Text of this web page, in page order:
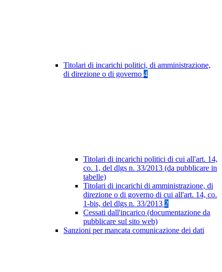
Titolari di incarichi politici, di amministrazione,
di direzione o di governo 4
Titolari di incarichi politici di cui all'art. 14,
co. 1, del dlgs n. 33/2013 (da pubblicare in
tabelle)
Titolari di incarichi di amministrazione, di
direzione o di governo di cui all'art. 14, co.
1-bis, del dlgs n. 33/2013 2
Cessati dall'incarico (documentazione da
pubblicare sul sito web)
Sanzioni per mancata comunicazione dei dati